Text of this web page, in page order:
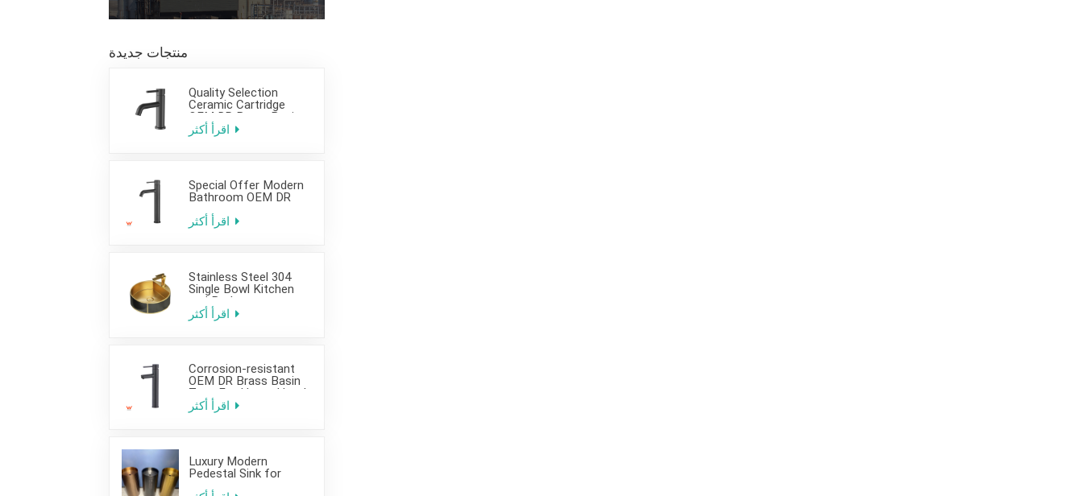
منتجات جديدة
Quality Selection
Ceramic Cartridge
OEM DR Brass Basin
Taps For Home Hotel
Bathroom Use
Special Offer Modern
Bathroom OEM DR
Home Hotel Project
Use
Stainless Steel 304
Single Bowl Kitchen
and Bathroom
Countertop Sink
Corrosion-resistant
OEM DR Brass Basin
Taps For Home Hotel
Project Use
Luxury Modern
Pedestal Sink for